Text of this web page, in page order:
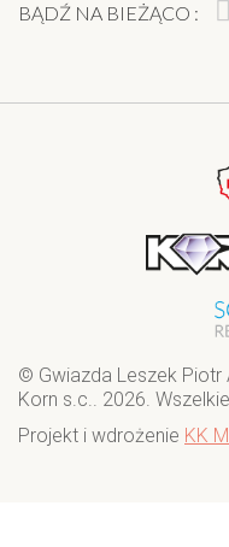
BĄDŹ NA BIEŻĄCO :
© Gwiazda Leszek Piotr
Korn s.c.. 2026.
Projekt i wdrożenie KK